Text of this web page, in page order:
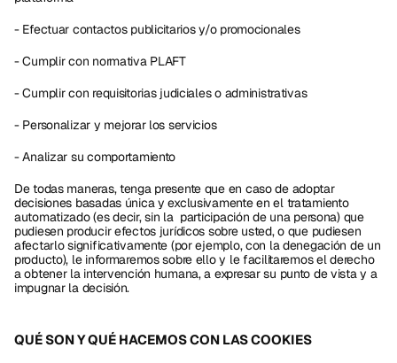
- Efectuar contactos publicitarios y/o promocionales
- Cumplir con normativa PLAFT
- Cumplir con requisitorias judiciales o administrativas
- Personalizar y mejorar los servicios
- Analizar su comportamiento
De todas maneras, tenga presente que en caso de adoptar
decisiones basadas única y exclusivamente en el tratamiento
automatizado (es decir, sin la  participación de una persona) que
pudiesen producir efectos jurídicos sobre usted, o que pudiesen
afectarlo significativamente (por ejemplo, con la denegación de un
producto), le informaremos sobre ello y le facilitaremos el derecho
a obtener la intervención humana, a expresar su punto de vista y a
impugnar la decisión.
QUÉ SON Y QUÉ HACEMOS CON LAS COOKIES